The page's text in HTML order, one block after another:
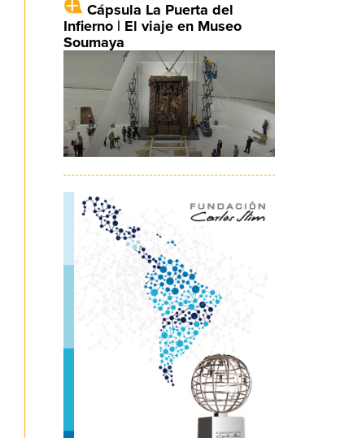
Cápsula La Puerta del
Infierno | El viaje en Museo
Soumaya